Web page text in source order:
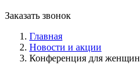
Заказать звонок
Главная
Новости и акции
Конференция для